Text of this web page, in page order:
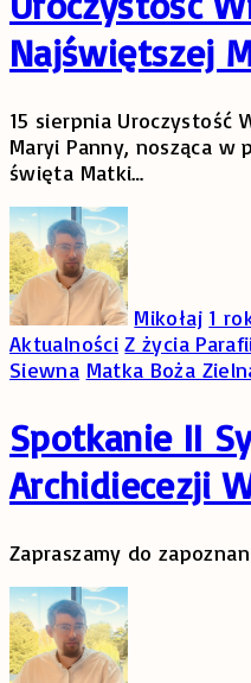
Najświętszej
15 sierpnia Uroczystość
Maryi Panny, nosząca w
święta Matki…
Mikołaj 1
Aktualności Z życia
Siewna Matka Boża
Spotkanie II
Archidiecezji
Zapraszamy do